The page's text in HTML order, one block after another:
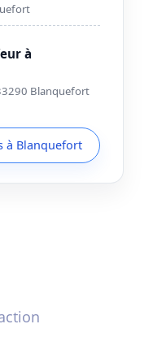
à
Blanquefort
à Blanquefort